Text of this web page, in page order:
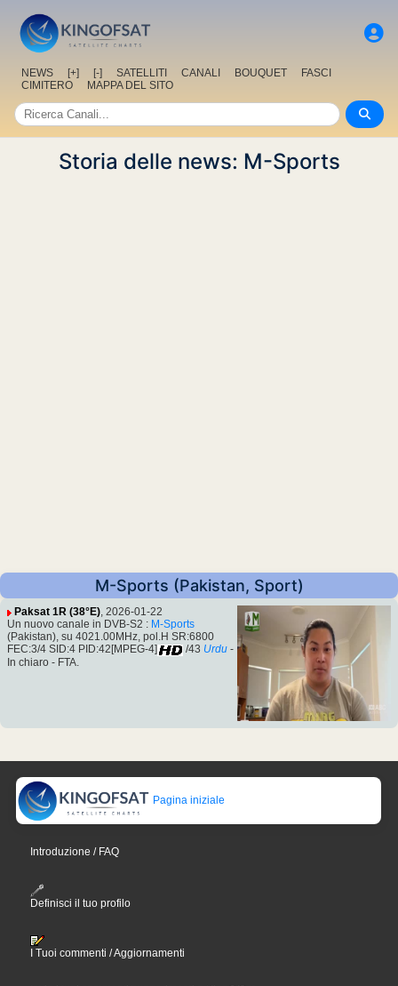
NEWS [+] [-] SATELLITI CANALI BOUQUET
FASCI
CIMITERO
MAPPA DEL SITO
Storia delle news: M-Sports
M-Sports (Pakistan, Sport)
Paksat 1R (38°E), 2026-01-22
Un nuovo canale in DVB-S2 : M-Sports
(Pakistan), su 4021.00MHz, pol.H SR:6800
FEC:3/4 SID:4 PID:42[MPEG-4]
/43 Urdu -
In chiaro - FTA.
Pagina iniziale
Introduzione / FAQ
Definisci il tuo profilo
I Tuoi commenti / Aggiornamenti